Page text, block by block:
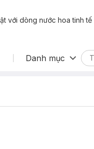
với dòng nước hoa tinh
Danh mục